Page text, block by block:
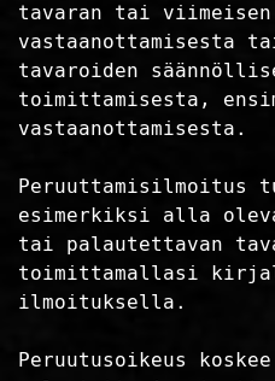
tavaran tai viimeisen
vastaanottamisesta
tavaroiden
toimittamisesta,
vastaanottamisesta.
Peruuttamisilmoitus
esimerkiksi alla
tai palautettavan
toimittamallasi
ilmoituksella.
Peruutusoikeus